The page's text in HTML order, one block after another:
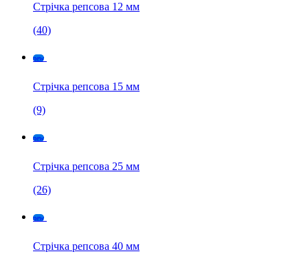
Стрічка репсова 12 мм
(40)
Стрічка репсова 15 мм
(9)
Стрічка репсова 25 мм
(26)
Стрічка репсова 40 мм